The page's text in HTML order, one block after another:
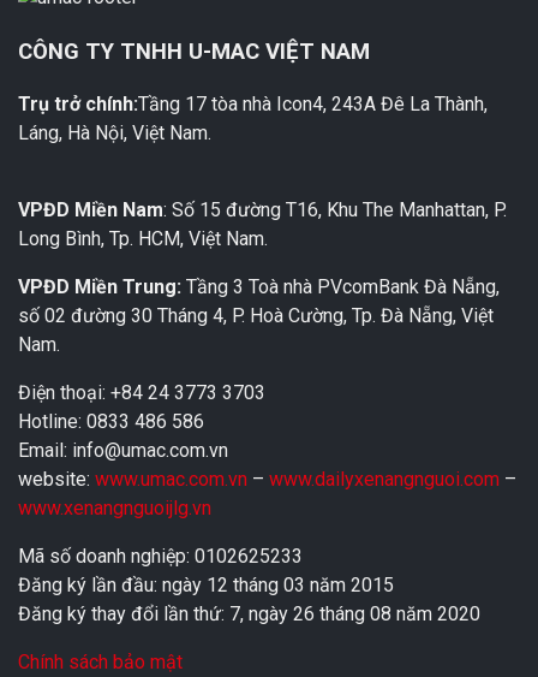
CÔNG TY TNHH U-MAC VIỆT NAM
Trụ trở chính:Tầng 17 tòa nhà Icon4, 243A Đê La Thành,
Láng, Hà Nội, Việt Nam.
VPĐD Miền Nam: Số 15 đường T16, Khu The Manhattan, P.
Long Bình, Tp. HCM, Việt Nam.
VPĐD Miền Trung: Tầng 3 Toà nhà PVcomBank Đà Nẵng,
số 02 đường 30 Tháng 4, P. Hoà Cường, Tp. Đà Nẵng, Việt
Nam.
Điện thoại: +84 24 3773 3703
Hotline: 0833 486 586
Email: info@umac.com.vn
website: www.umac.com.vn – www.dailyxenangnguoi.com –
www.xenangnguoijlg.vn
Mã số doanh nghiệp: 0102625233
Đăng ký lần đầu: ngày 12 tháng 03 năm 2015
Đăng ký thay đổi lần thứ: 7, ngày 26 tháng 08 năm 2020
Chính sách bảo mật